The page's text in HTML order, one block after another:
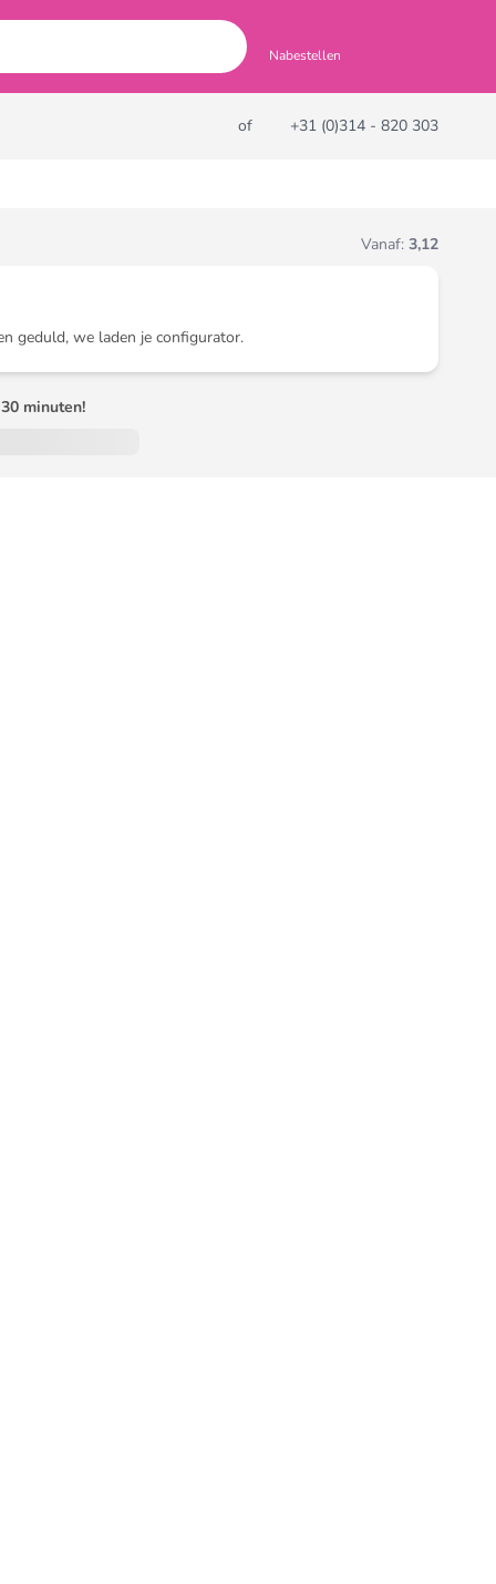
Nabestellen
of +31 (0)314 - 820 303
Vanaf: 3,12
geduld, we laden je configurator.
30 minuten!